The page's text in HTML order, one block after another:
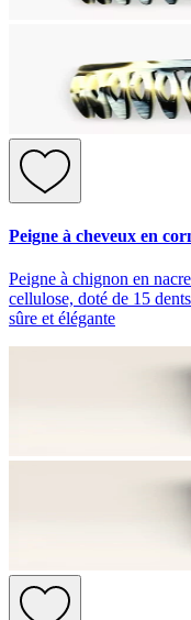
Peigne à cheveux en
Peigne à chignon en
cellulose, doté de 15
sûre et élégante